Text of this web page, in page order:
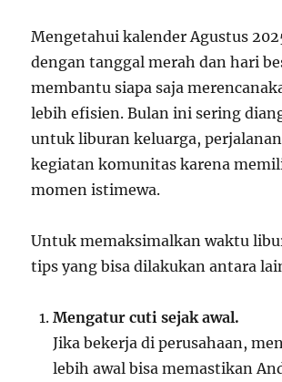
Mengetahui kalender Agustus
dengan tanggal merah dan hari
membantu siapa saja
lebih efisien. Bulan ini sering
untuk liburan keluarga,
kegiatan komunitas karena
momen istimewa.
Untuk memaksimalkan waktu
tips yang bisa dilakukan antara
Mengatur cuti sejak awal.
Jika bekerja di perusahaan,
lebih awal bisa memastikan